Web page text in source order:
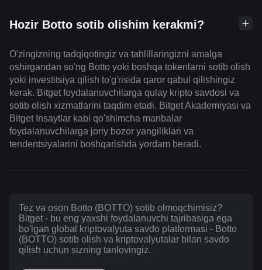
Hozir Botto sotib olishim kerakmi?
O'zingizning tadqiqotingiz va tahlillaringizni amalga
oshirgandan so'ng Botto yoki boshqa tokenlarni sotib olish
yoki investitsiya qilish to'g'risida qaror qabul qilishingiz
kerak. Bitget foydalanuvchilarga qulay kripto savdosi va
sotib olish xizmatlarini taqdim etadi. Bitget Akademiyasi va
Bitget Insaytlar kabi qo'shimcha manbalar
foydalanuvchilarga joriy bozor yangiliklari va
tendentsiyalarini boshqarishda yordam beradi.
Tez va oson Botto (BOTTO) sotib olmoqchimisiz?
Bitget - bu eng yaxshi foydalanuvchi tajribasiga ega
bo'lgan global kriptovalyuta savdo platformasi - Botto
(BOTTO) sotib olish va kriptovalyutalar bilan savdo
qilish uchun sizning tanlovingiz.